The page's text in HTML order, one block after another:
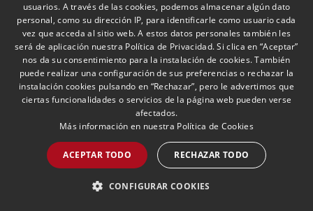
European Newsletter: Step
in Tax
23/06/2026Fiscal
La práctica europea de Fiscal de
Andersen lanza la tercera edición del
boletín trimestral "Step in Tax" (la
segunda edición de 2026) con las
últimas novedades, avances y opiniones
internacionales de la UE
ENGLISH
PORTUGUESE
usuarios. A través de las cookies, podemos almacenar algún dato
personal, como su dirección IP, para identificarle como usuario cada
vez que acceda al sitio web. A estos datos personales también les
será de aplicación nuestra Política de Privacidad. Si clica en “Aceptar”
nos da su consentimiento para la instalación de cookies. También
puede realizar una configuración de sus preferencias o rechazar la
instalación cookies pulsando en “Rechazar”, pero le advertimos que
ciertas funcionalidades o servicios de la página web pueden verse
afectados.
Más información en nuestra Política de Cookies
ACEPTAR TODO RECHAZAR TODO
CONFIGURAR COOKIES